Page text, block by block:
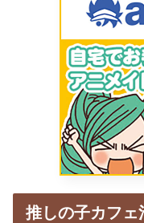
推しの子カフェ